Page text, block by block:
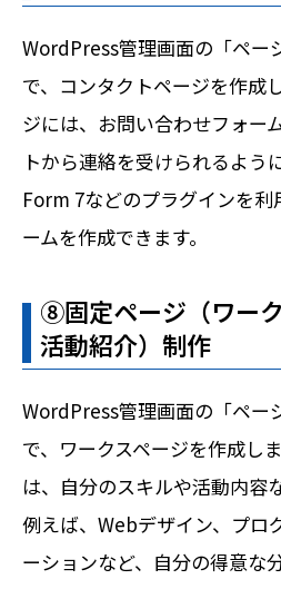
WordPress管理画面の「ペー
で、コンタクトページを作成
ジには、お問い合わせフォー
トから連絡を受けられるよう
Form 7などのプラグインを利
ームを作成できます。
⑧固定ページ（ワー
活動紹介）制作
WordPress管理画面の「ペー
で、ワークスページを作成し
は、自分のスキルや活動内容
例えば、Webデザイン、プロ
ーションなど、自分の得意な